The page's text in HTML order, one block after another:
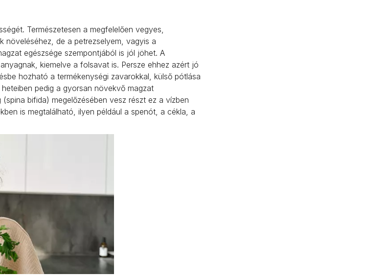
Természetesen a megfelelően vegyes,
növeléséhez, de a petrezselyem, vagyis a
egészsége szempontjából is jól jöhet. A
kiemelve a folsavat is. Persze ehhez azért jó
hozható a termékenységi zavarokkal, külső pótlása
pedig a gyorsan növekvő magzat
bifida) megelőzésében vesz részt ez a vízben
is megtalálható, ilyen például a spenót, a cékla, a